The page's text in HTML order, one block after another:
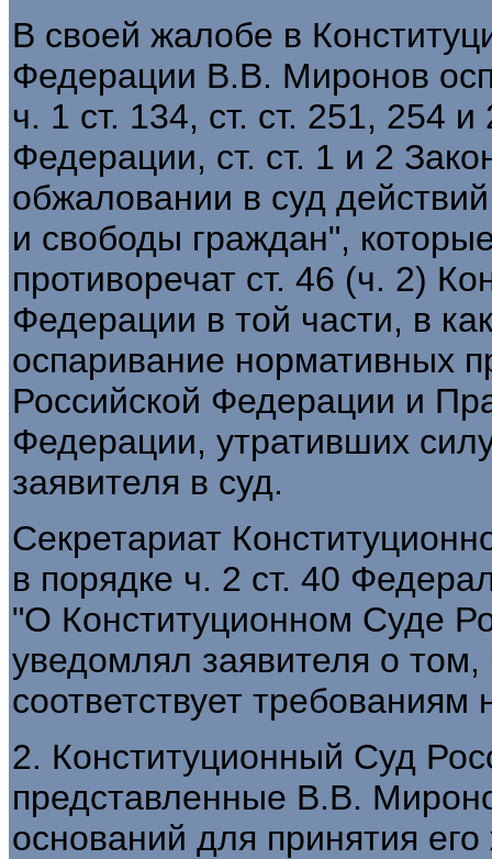
В своей жалобе в
Федерации В.В. Миронов
ч. 1 ст. 134, ст. ст. 251, 254
Федерации, ст. ст. 1 и 2
обжаловании в суд
и свободы граждан",
противоречат ст. 46 (ч. 2)
Федерации в той части, в
оспаривание нормативных
Российской Федерации и
Федерации, утративших
заявителя в суд.
Секретариат
в порядке ч. 2 ст. 40
"О Конституционном Суде
уведомлял заявителя о том,
соответствует требованиям
2. Конституционный Суд
представленные В.В.
оснований для принятия